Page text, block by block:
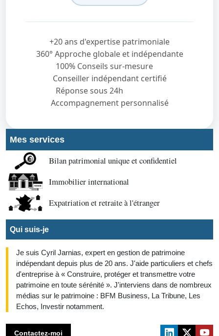
+20 ans d'expertise patrimoniale
360° Approche globale et indépendante
100% Conseils sur-mesure
Conseiller indépendant certifié
Réponse sous 24h
Accompagnement personnalisé
Mes services
Bilan patrimonial unique et confidentiel
Immobilier international
Expatriation et retraite à l'étranger
Qui suis-je
Je suis Cyril Jarnias, expert en gestion de patrimoine
indépendant depuis plus de 20 ans. J'aide particuliers et chefs
d'entreprise à « Construire, protéger et transmettre votre
patrimoine en toute sérénité ». J'interviens dans de nombreux
médias sur le patrimoine : BFM Business, La Tribune, Les
Echos, Investir notamment.
Contactez-moi